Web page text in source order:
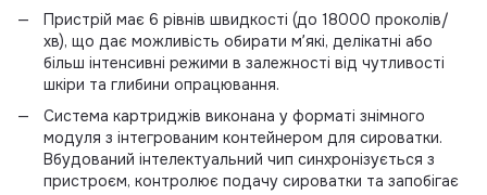
Пристрій має 6 рівнів швидкості (до 18000 проколів/
хв), що дає можливість обирати мʼякі, делікатні або
більш інтенсивні режими в залежності від чутливості
шкіри та глибини опрацювання.
Система картриджів виконана у форматі знімного
модуля з інтегрованим контейнером для сироватки.
Вбудований інтелектуальний чип синхронізується з
пристроєм, контролює подачу сироватки та запобігає